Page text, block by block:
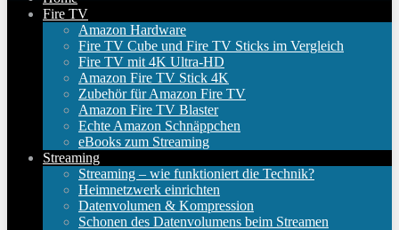
Fire TV
Amazon Hardware
Fire TV Cube und Fire TV Sticks im Vergleich
Fire TV mit 4K Ultra-HD
Amazon Fire TV Stick 4K
Zubehör für Amazon Fire TV
Amazon Fire TV Blaster
Echte Amazon Schnäppchen
eBooks zum Streaming
Streaming
Streaming – wie funktioniert die Technik?
Heimnetzwerk einrichten
Datenvolumen & Kompression
Schonen des Datenvolumens beim Streamen